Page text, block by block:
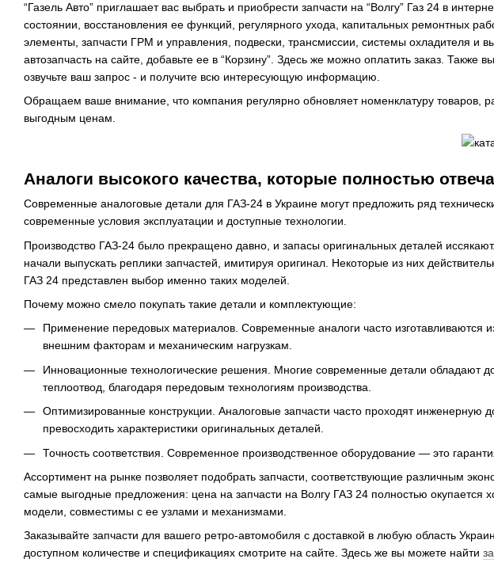
“Газель Авто” приглашает вас выбрать и приобрести запчасти на “Волгу” Газ 24 в
состоянии, восстановления ее функций, регулярного ухода, капитальных ремонтных
элементы, запчасти ГРМ и управления, подвески, трансмиссии, системы охладителя и
автозапчасть на сайте, добавьте ее в “Корзину”. Здесь же можно оплатить заказ.
озвучьте ваш запрос - и получите всю интересующую информацию.
Обращаем ваше внимание, что компания регулярно обновляет номенклатуру товаров,
выгодным ценам.
Аналоги высокого качества, которые полностью
Современные аналоговые детали для ГАЗ-24 в Украине могут предложить ряд
современные условия эксплуатации и доступные технологии.
Производство ГАЗ-24 было прекращено давно, и запасы оригинальных деталей
начали выпускать реплики запчастей, имитируя оригинал. Некоторые из них
ГАЗ 24 представлен выбор именно таких моделей.
Почему можно смело покупать такие детали и комплектующие:
Применение передовых материалов. Современные аналоги часто
внешним факторам и механическим нагрузкам.
Инновационные технологические решения. Многие современные детали обладают
теплоотвод, благодаря передовым технологиям производства.
Оптимизированные конструкции. Аналоговые запчасти часто проходят
превосходить характеристики оригинальных деталей.
Точность соответствия. Современное производственное оборудование — это
Ассортимент на рынке позволяет подобрать запчасти, соответствующие различным
самые выгодные предложения: цена на запчасти на Волгу ГАЗ 24 полностью
модели, совместимы с ее узлами и механизмами.
Заказывайте запчасти для вашего ретро-автомобиля с доставкой в любую область
доступном количестве и спецификациях смотрите на сайте. Здесь же вы можете найти